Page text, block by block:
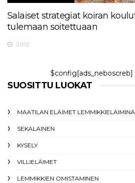
Salaiset strategiat koiran
tulemaan soitettuaan
2012
SUOSITTU LUOKAT
MAATILAN ELÄIMET LEMMIKKIELÄIMINÄ
SEKALAINEN
KYSELY
VILLIELÄIMET
LEMMIKKIEN OMISTAMINEN